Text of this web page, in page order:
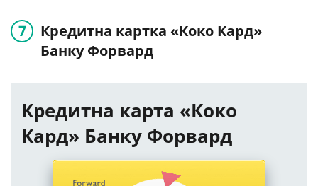
Кредитна картка «Коко Кард»
Банку Форвард
Кредитна карта «Коко
Кард» Банку Форвард